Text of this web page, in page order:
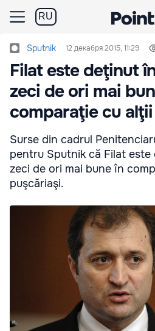
RU
Sputnik 12 декабря 2015, 11:29
Filat este deţinut
zeci de ori mai
comparaţie cu alţii
Surse din cadrul
pentru Sputnik că Filat
zeci de ori mai bune în
puşcăriaşi.